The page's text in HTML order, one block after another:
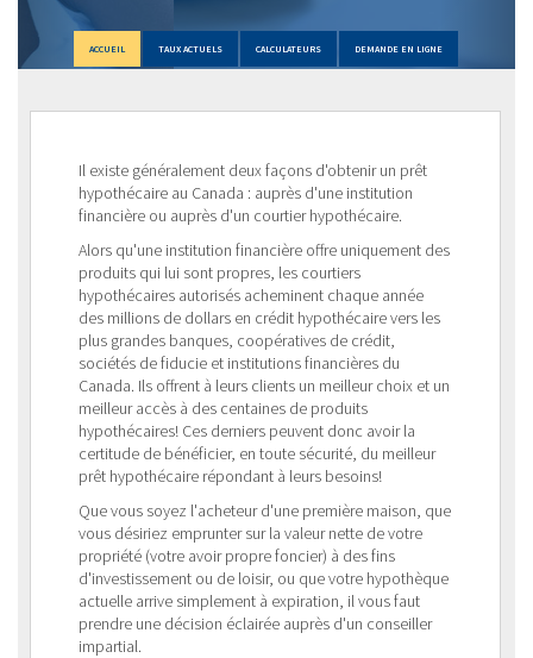
ACCUEIL TAUX ACTUELS CALCULATEURS DEMANDE EN LIGNE
Il existe généralement deux façons d'obtenir un prêt
hypothécaire au Canada : auprès d'une institution
financière ou auprès d'un courtier hypothécaire.
Alors qu'une institution financière offre uniquement des
produits qui lui sont propres, les courtiers
hypothécaires autorisés acheminent chaque année
des millions de dollars en crédit hypothécaire vers les
plus grandes banques, coopératives de crédit,
sociétés de fiducie et institutions financières du
Canada. Ils offrent à leurs clients un meilleur choix et un
meilleur accès à des centaines de produits
hypothécaires! Ces derniers peuvent donc avoir la
certitude de bénéficier, en toute sécurité, du meilleur
prêt hypothécaire répondant à leurs besoins!
Que vous soyez l'acheteur d'une première maison, que
vous désiriez emprunter sur la valeur nette de votre
propriété (votre avoir propre foncier) à des fins
d'investissement ou de loisir, ou que votre hypothèque
actuelle arrive simplement à expiration, il vous faut
prendre une décision éclairée auprès d'un conseiller
impartial.